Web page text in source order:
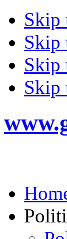
Skip
Skip
Skip
Skip